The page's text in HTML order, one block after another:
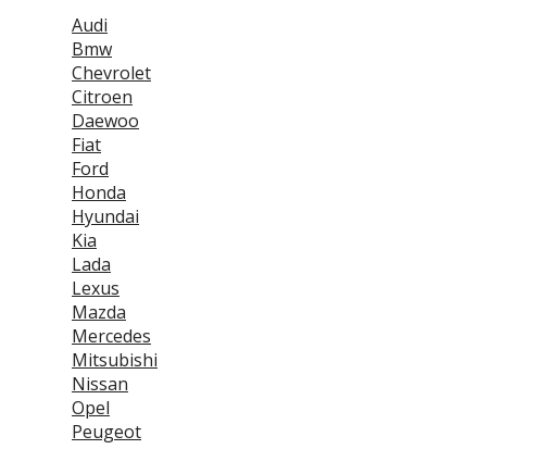
Audi
Bmw
Chevrolet
Citroen
Daewoo
Fiat
Ford
Honda
Hyundai
Kia
Lada
Lexus
Mazda
Mercedes
Mitsubishi
Nissan
Opel
Peugeot